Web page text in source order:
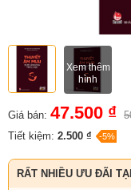
Xem thêm
hình
Giá bán: 47.500 ₫
Tiết kiệm: 2.500 ₫ -5%
RẤT NHIỀU ƯU ĐÃI